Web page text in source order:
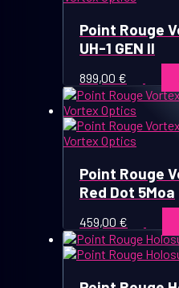
Point Rouge
UH-1 GEN II
899,00 €
Point Rouge
Red Dot 5Moa
459,00 €